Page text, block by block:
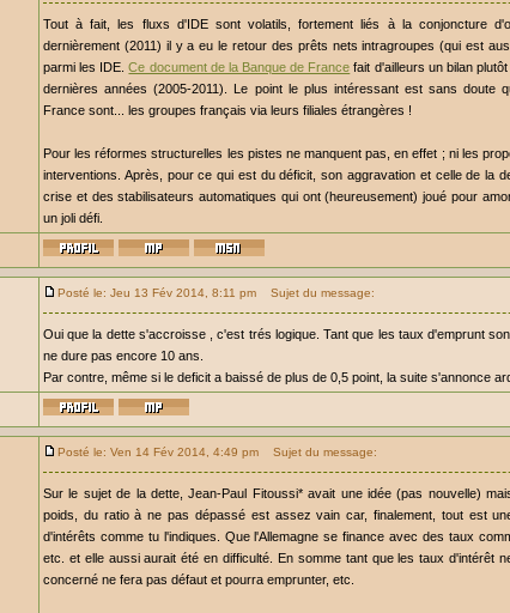
Tout à fait, les fluxs d'IDE sont volatils, fortement liés à la conjoncture
dernièrement (2011) il y a eu le retour des prêts nets intragroupes (qui est
parmi les IDE.Ce document de la Banque de France fait d'ailleurs un bilan
dernières années (2005-2011). Le point le plus intéressant est sans doute
France sont... les groupes français via leurs filiales étrangères !
Pour les réformes structurelles les pistes ne manquent pas, en effet ; ni les
interventions. Après, pour ce qui est du déficit, son aggravation et celle de la
crise et des stabilisateurs automatiques qui ont (heureusement) joué pour
un joli défi.
Posté le: Jeu 13 Fév 2014, 8:11 pm Sujet du message:
Oui que la dette s'accroisse , c'est trés logique. Tant que les taux d'emprunt
ne dure pas encore 10 ans.
Par contre, même si le deficit a baissé de plus de 0,5 point, la suite s'annonce
Posté le: Ven 14 Fév 2014, 4:49 pm Sujet du message:
Sur le sujet de la dette, Jean-Paul Fitoussi* avait une idée (pas nouvelle)
poids, du ratio à ne pas dépassé est assez vain car, finalement, tout est
d'intérêts comme tu l'indiques. Que l'Allemagne se finance avec des taux
etc. et elle aussi aurait été en difficulté. En somme tant que les taux d'intérêt
concerné ne fera pas défaut et pourra emprunter, etc.